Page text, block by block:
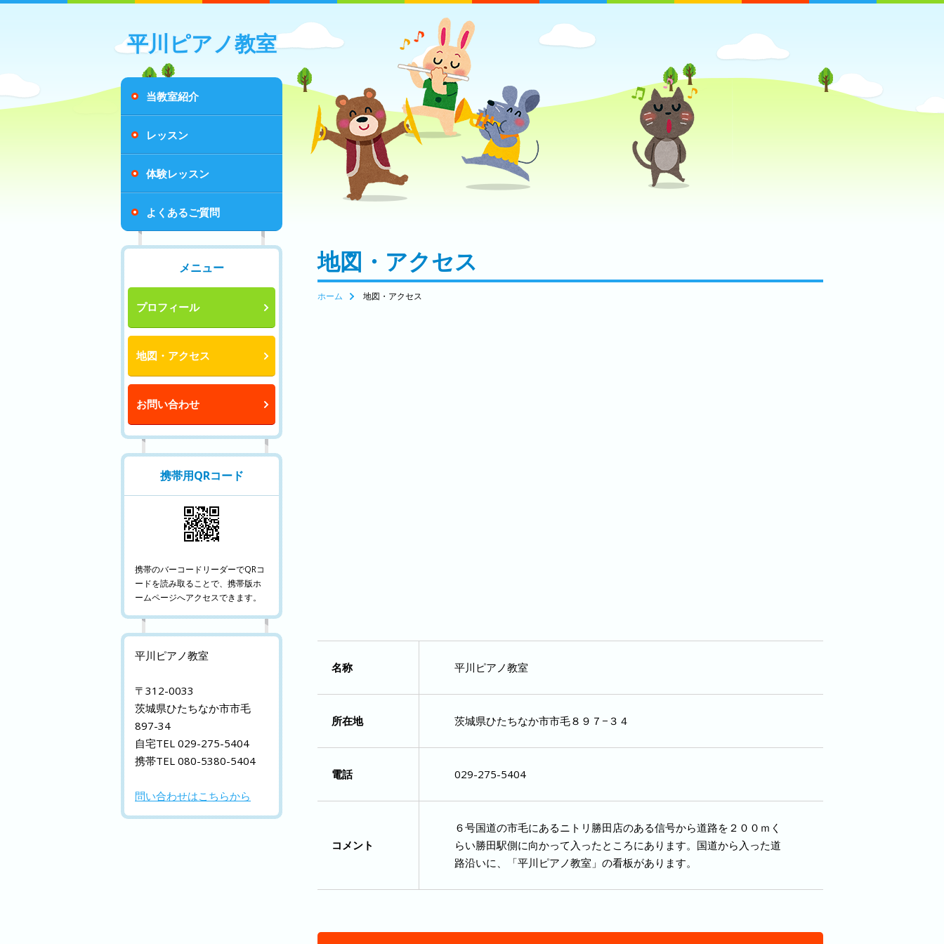
平川ピアノ教室
当教室紹介
レッスン
体験レッスン
よくあるご質問
メニュー
プロフィール
地図・アクセス
お問い合わせ
携帯用QRコード
携帯のバーコードリーダーでQRコ
ードを読み取ることで、携帯版ホ
ームページへアクセスできます。
平川ピアノ教室
〒312-0033
茨城県ひたちなか市市毛
897-34
自宅TEL 029-275-5404
携帯TEL 080-5380-5404
問い合わせはこちらから
地図・アクセス
ホーム 地図・アクセス
名称 平川ピアノ教室
所在地 茨城県ひたちなか市市毛８９７−３４
電話 029-275-5404
コメント
６号国道の市毛にあるニトリ勝田店のある信号から道路を２００ｍく
らい勝田駅側に向かって入ったところにあります。国道から入った道
路沿いに、「平川ピアノ教室」の看板があります。